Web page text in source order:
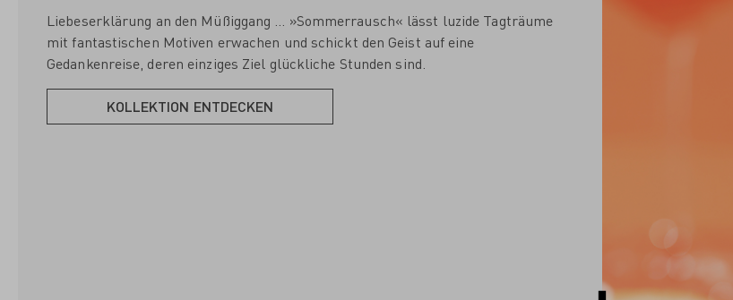
Liebeserklärung an den Müßiggang … »Sommerrausch« lässt luzide Tagträume
mit fantastischen Motiven erwachen und schickt den Geist auf eine
Gedankenreise, deren einziges Ziel glückliche Stunden sind.
KOLLEKTION ENTDECKEN